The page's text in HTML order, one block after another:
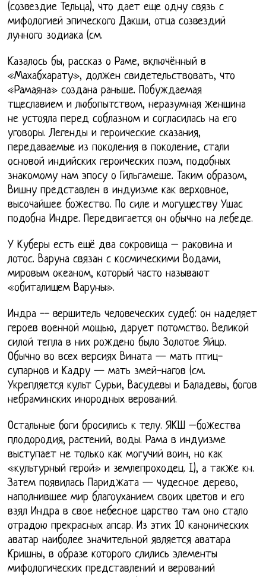
(созвездие Тельца), что дает еще одну связь с
мифологией эпического Дакши, отца созвездий
лунного зодиака (см.
Казалось бы, рассказ о Раме, включённый в
«Махабхарату», должен свидетельствовать, что
«Рамаяна» создана раньше. Побуждаемая
тщеславием и любопытством, неразумная женщина
не устояла перед соблазном и согласилась на его
уговоры. Легенды и героические сказания,
передаваемые из поколения в поколение, стали
основой индийских героических поэм, подобных
знакомому нам эпосу о Гильгамеше. Таким образом,
Вишну представлен в индуизме как верховное,
высочайшее божество. По силе и могуществу Ушас
подобна Индре. Передвигается он обычно на лебеде.
У Куберы есть ещё два сокровища – раковина и
лотос. Варуна связан с космическими Водами,
мировым океаном, который часто называют
«обиталищем Варуны».
Индра -- вершитель человеческих судеб: он наделяет
героев военной мощью, дарует потомство. Великой
силой тепла в них рождено было Золотое Яйцо.
Обычно во всех версиях Вината — мать птиц-
супарнов и Кадру — мать змей-нагов (см.
Укрепляется культ Сурьи, Васудевы и Баладевы, богов
небраминских инородных верований.
Остальные боги бросились к телу. ЯКШ –божества
плодородия, растений, воды. Рама в индуизме
выступает не только как могучий воин, но как
«культурный герой» и землепроходец. I), а также кн.
Затем появилась Париджата — чудесное дерево,
наполнившее мир благоуханием своих цветов и его
взял Индра в свое небесное царство там оно стало
отрадою прекрасных апсар. Из этих 10 канонических
аватар наиболее значительной является аватара
Кришны, в образе которого слились элементы
мифологических представлений и верований